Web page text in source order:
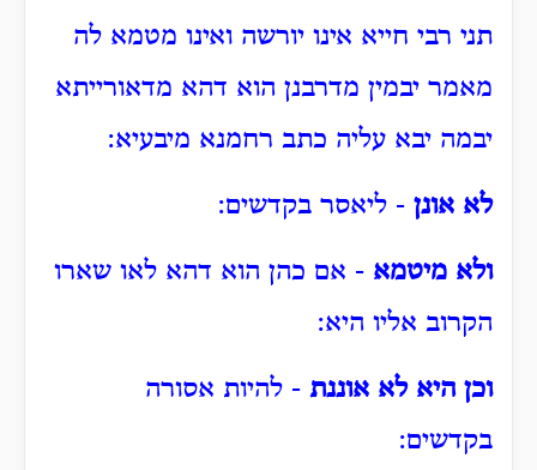
תני רבי חייא אינו יורשה ואינו מטמא לה
מאמר יבמין מדרבנן הוא דהא מדאורייתא
יבמה יבא עליה כתב רחמנא מיבעיא:
לא אונן - ליאסר בקדשים:
ולא מיטמא - אם כהן הוא דהא לאו שארו
הקרוב אליו היא:
וכן היא לא אוננת - להיות אסורה
בקדשים: